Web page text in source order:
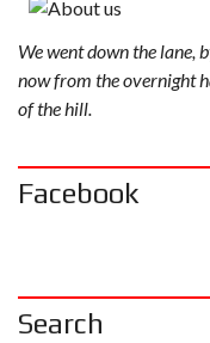
We went down the lane,
now from the overnight
of the hill.
Facebook
Search